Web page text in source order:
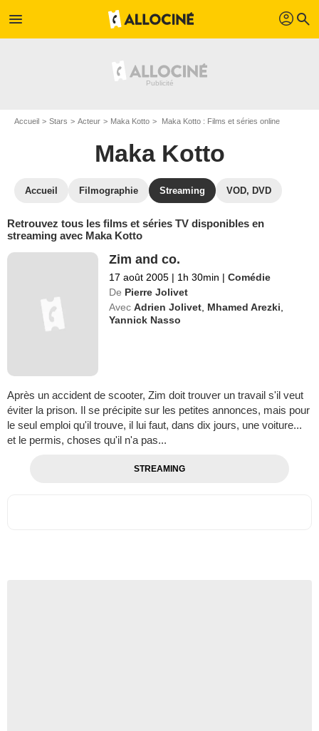
menu profil search
Accueil Stars Acteur Maka Kotto Maka Kotto : Films et séries online
Maka Kotto
Accueil Filmographie Streaming VOD, DVD
Retrouvez tous les films et séries TV disponibles en
streaming avec Maka Kotto
Zim and co.
17 août 2005 | 1h 30min | Comédie
De Pierre Jolivet
Avec Adrien Jolivet Mhamed Arezki
Yannick Nasso
Après un accident de scooter, Zim doit trouver un travail s'il veut
éviter la prison. Il se précipite sur les petites annonces, mais pour
le seul emploi qu'il trouve, il lui faut, dans dix jours, une voiture...
et le permis, choses qu'il n'a pas...
STREAMING